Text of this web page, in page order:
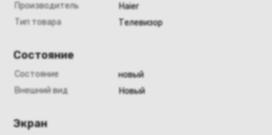
Производитель
Haier
Тип товара
Телевизор
Состояние
Состояние
новый
Внешний вид
Новый
Экран